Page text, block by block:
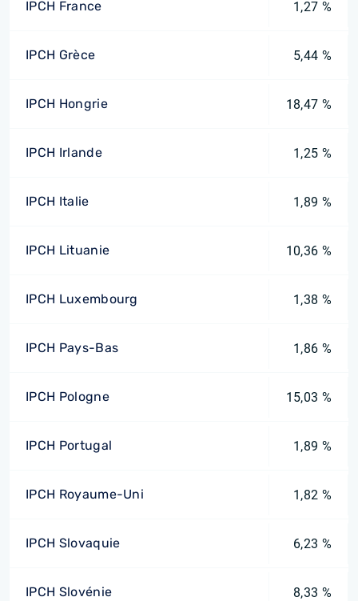
IPCH France 1,27 %
IPCH Grèce 5,44 %
IPCH Hongrie 18,47 %
IPCH Irlande 1,25 %
IPCH Italie 1,89 %
IPCH Lituanie 10,36 %
IPCH Luxembourg 1,38 %
IPCH Pays-Bas 1,86 %
IPCH Pologne 15,03 %
IPCH Portugal 1,89 %
IPCH Royaume-Uni 1,82 %
IPCH Slovaquie 6,23 %
IPCH Slovénie 8,33 %